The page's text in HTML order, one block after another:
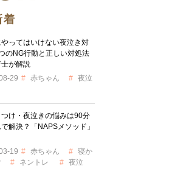
着
ってはいけない夜泣き対
のNG行動と正しい対処法
が解説
29
赤ちゃん
夜泣
け・夜泣きの悩みは90分
解決？「NAPSメソッド」
19
赤ちゃん
寝か
ネントレ
夜泣